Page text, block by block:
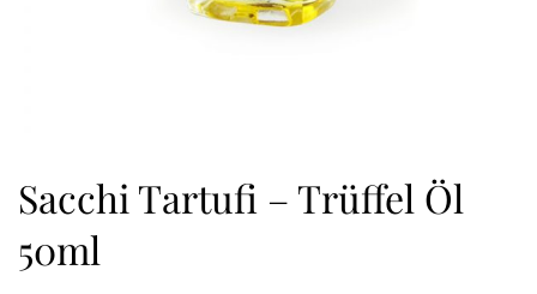
Sacchi Tartufi – Trüffel Öl
50ml